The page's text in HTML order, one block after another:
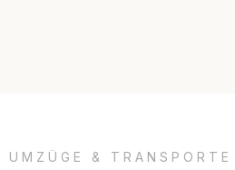
UMZÜGE & TRANSPORTE